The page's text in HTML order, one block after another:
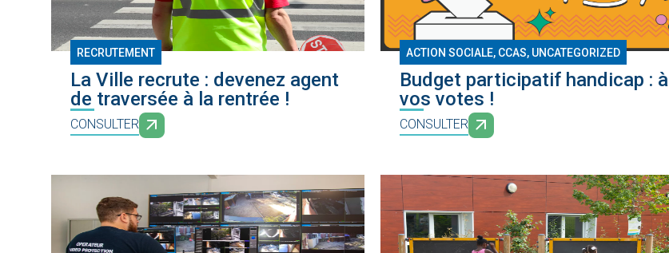
RECRUTEMENT
La Ville recrute : devenez agent
de traversée à la rentrée !
CONSULTER
ACTION SOCIALE, CCAS, UNCATEGORIZED
Budget participatif handicap : à
vos votes !
CONSULTER